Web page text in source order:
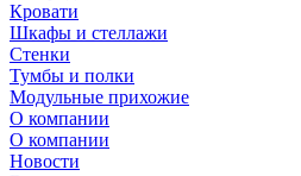
Кровати
Шкафы и стеллажи
Стенки
Тумбы и полки
Модульные прихожие
О компании
О компании
Новости